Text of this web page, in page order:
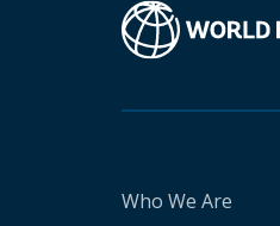
Who We Are